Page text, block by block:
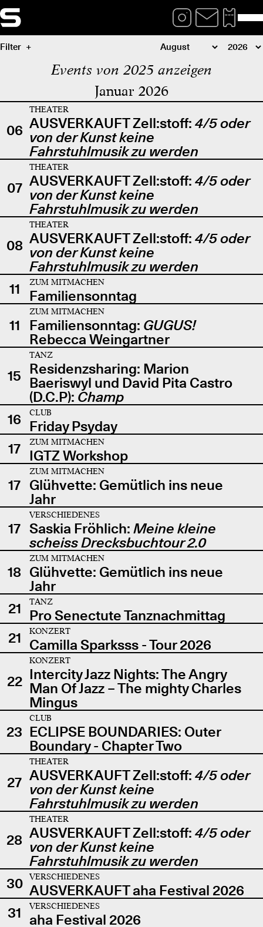
Filter
Events von 2025 anzeigen
Januar 2026
06
THEATER
AUSVERKAUFT Zell:stoff: 4/5 oder
von der Kunst keine
Fahrstuhlmusik zu werden
07
THEATER
AUSVERKAUFT Zell:stoff: 4/5 oder
von der Kunst keine
Fahrstuhlmusik zu werden
08
THEATER
AUSVERKAUFT Zell:stoff: 4/5 oder
von der Kunst keine
Fahrstuhlmusik zu werden
11
ZUM MITMACHEN
Familiensonntag
11
ZUM MITMACHEN
Familiensonntag: GUGUS!
Rebecca Weingartner
15
TANZ
Residenzsharing: Marion
Baeriswyl und David Pita Castro
(D.C.P): Champ
16
CLUB
Friday Psyday
17
ZUM MITMACHEN
IGTZ Workshop
17
ZUM MITMACHEN
Glühvette: Gemütlich ins neue
Jahr
17
VERSCHIEDENES
Saskia Fröhlich: Meine kleine
scheiss Drecksbuchtour 2.0
18
ZUM MITMACHEN
Glühvette: Gemütlich ins neue
Jahr
21
TANZ
Pro Senectute Tanznachmittag
21
KONZERT
Camilla Sparksss - Tour 2026
22
KONZERT
Intercity Jazz Nights: The Angry
Man Of Jazz – The mighty Charles
Mingus
23
CLUB
ECLIPSE BOUNDARIES: Outer
Boundary - Chapter Two
27
THEATER
AUSVERKAUFT Zell:stoff: 4/5 oder
von der Kunst keine
Fahrstuhlmusik zu werden
28
THEATER
AUSVERKAUFT Zell:stoff: 4/5 oder
von der Kunst keine
Fahrstuhlmusik zu werden
30
VERSCHIEDENES
AUSVERKAUFT aha Festival 2026
31
VERSCHIEDENES
aha Festival 2026